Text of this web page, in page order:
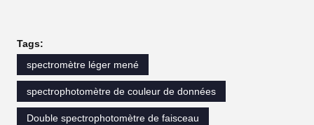
Tags:
spectromètre léger mené
spectrophotomètre de couleur de données
Double spectrophotomètre de faisceau